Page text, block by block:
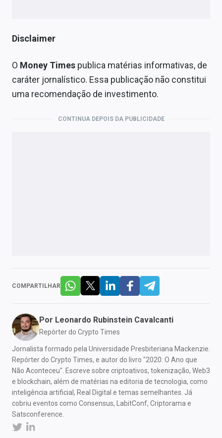
Disclaimer
O Money Times publica matérias informativas, de
caráter jornalístico. Essa publicação não constitui
uma recomendação de investimento.
CONTINUA DEPOIS DA PUBLICIDADE
COMPARTILHAR
Por Leonardo Rubinstein Cavalcanti
Repórter do Crypto Times
Jornalista formado pela Universidade Presbiteriana Mackenzie.
Repórter do Crypto Times, e autor do livro "2020: O Ano que
Não Aconteceu". Escreve sobre criptoativos, tokenização, Web3
e blockchain, além de matérias na editoria de tecnologia, como
inteligência artificial, Real Digital e temas semelhantes. Já
cobriu eventos como Consensus, LabitConf, Criptorama e
Satsconference.